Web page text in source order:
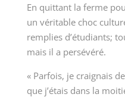
En quittant la ferme
un véritable choc
remplies d’étudiants;
mais il a persévéré.
« Parfois, je craignais
que j’étais dans la